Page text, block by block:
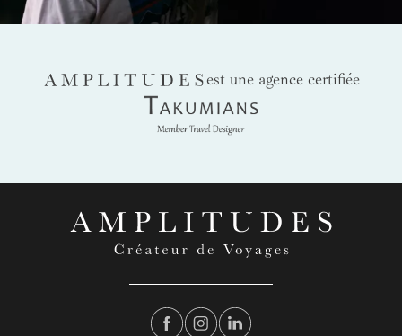
AMPLITUDES
est une agence certifiée
Takumians